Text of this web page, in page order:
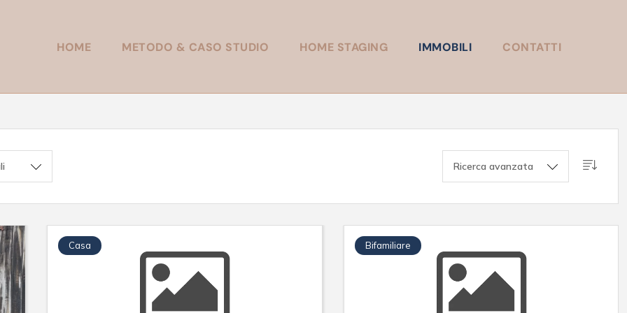
HOME METODO & CASO STUDIO HOME STAGING IMMOBILI CONTATTI
Ricerca avanzata
Casa Bifamiliare